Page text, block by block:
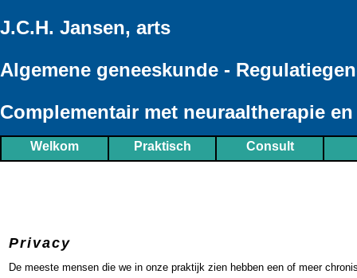
J.C.H. Jansen, arts
Algemene geneeskunde -
Complementair met neuraaltherapie
Welkom Praktisch Consult
Privacy
De meeste mensen die we in onze praktijk zien hebben een of meer